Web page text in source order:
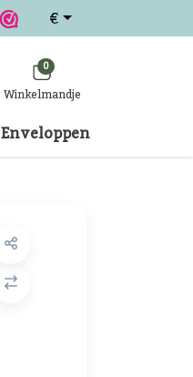
€
0
Winkelmandje
Enveloppen